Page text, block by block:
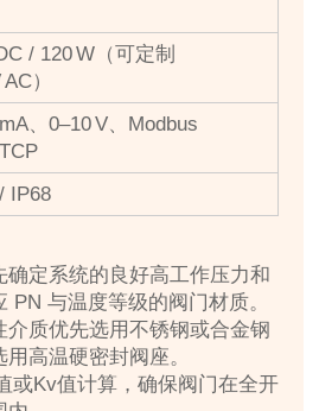
/ 120 W（可定制
）
、0–10 V、Modbus
IP68
确定系统的良好高工作压力和
PN 与温度等级的阀门材质。
介质优先选用不锈钢或合金钢
高温硬密封阀座。
或Kv值计算，确保阀门在全开